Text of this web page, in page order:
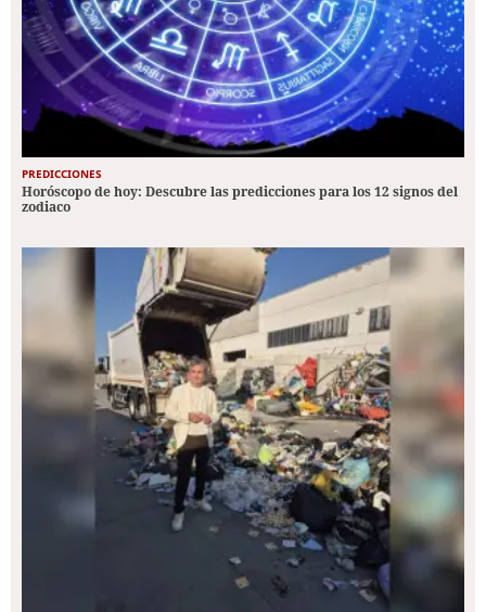
PREDICCIONES
Horóscopo de hoy: Descubre las predicciones para los 12 signos del
zodiaco